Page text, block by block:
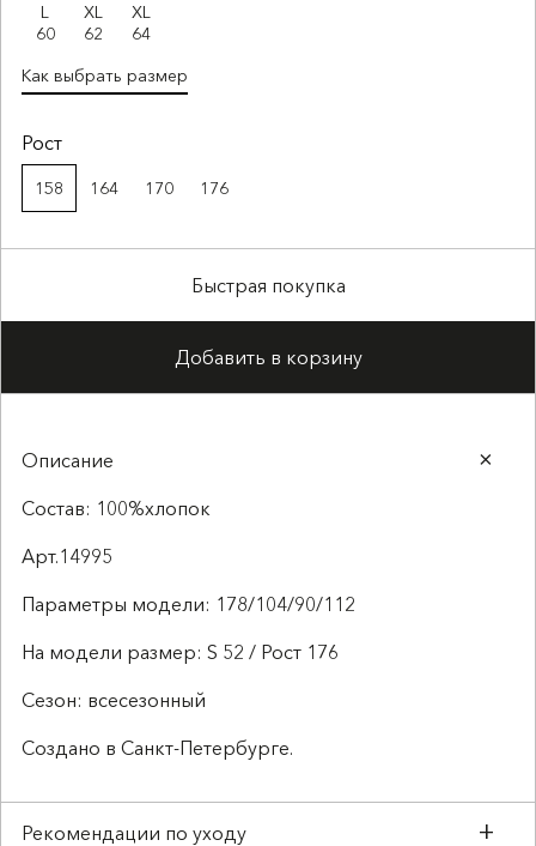
L
60
XL
62
XL
64
Как выбрать размер
Рост
158 164 170 176
Быстрая покупка
Добавить в корзину
Описание
Состав: 100%хлопок
Арт.14995
Параметры модели: 178/104/90/112
На модели размер: S 52 / Рост 176
Сезон: всесезонный
Создано в Санкт-Петербурге.
Рекомендации по уходу